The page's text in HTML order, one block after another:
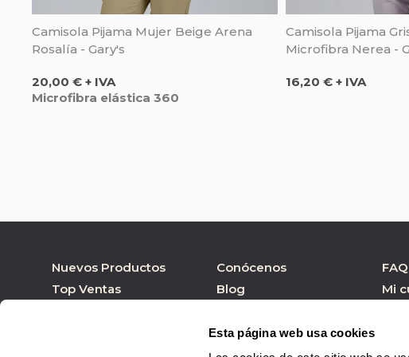
Esta página web usa cookies
Camisola Pijama Mujer Beige Arena
Rosalía - Gary's
Precio
20,00 € + IVA
Microfibra elástica 360
Camisola Pijama
Microfibra Nerea -
Precio
16,20 € + IVA
Nuevos Productos
Top Ventas
Conócenos
Blog
Tienda física
FAQ
Mi